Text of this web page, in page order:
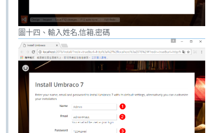
圖十四、輸入姓名,信箱,密碼